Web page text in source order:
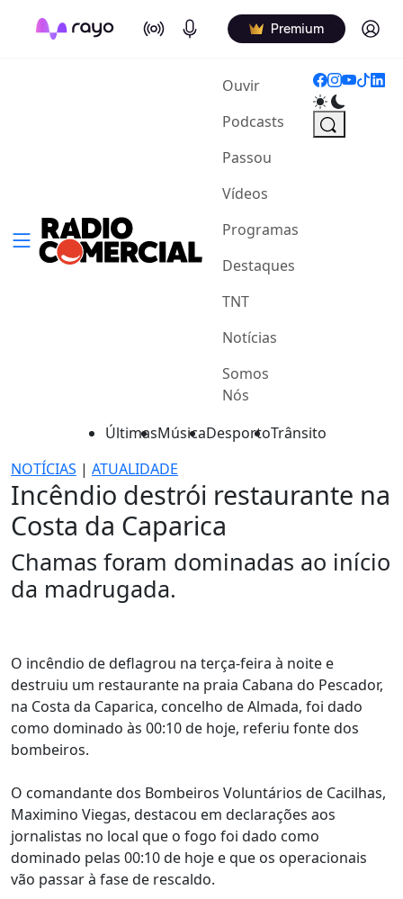
On Air Podcasts Premium Log in
Ouvir(current)
Podcasts
Passou
Vídeos
Programas
Destaques
TNT
Notícias
Somos
Nós
ÚltimasMúsicaDesportoTrânsito
NOTÍCIAS | ATUALIDADE
Incêndio destrói restaurante na
Costa da Caparica
Chamas foram dominadas ao início
da madrugada.
O incêndio de deflagrou na terça-feira à noite e
destruiu um restaurante na praia Cabana do Pescador,
na Costa da Caparica, concelho de Almada, foi dado
como dominado às 00:10 de hoje, referiu fonte dos
bombeiros.
O comandante dos Bombeiros Voluntários de Cacilhas,
Maximino Viegas, destacou em declarações aos
jornalistas no local que o fogo foi dado como
dominado pelas 00:10 de hoje e que os operacionais
vão passar à fase de rescaldo.